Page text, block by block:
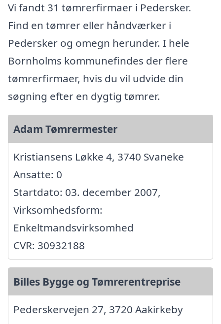
Vi fandt 31 tømrerfirmaer i Pedersker.
Find en tømrer eller håndværker i
Pedersker og omegn herunder. I hele
Bornholms kommunefindes der flere
tømrerfirmaer, hvis du vil udvide din
søgning efter en dygtig tømrer.
Adam Tømrermester
Kristiansens Løkke 4, 3740 Svaneke
Ansatte: 0
Startdato: 03. december 2007,
Virksomhedsform:
Enkeltmandsvirksomhed
CVR: 30932188
Billes Bygge og Tømrerentreprise
Pederskervejen 27, 3720 Aakirkeby